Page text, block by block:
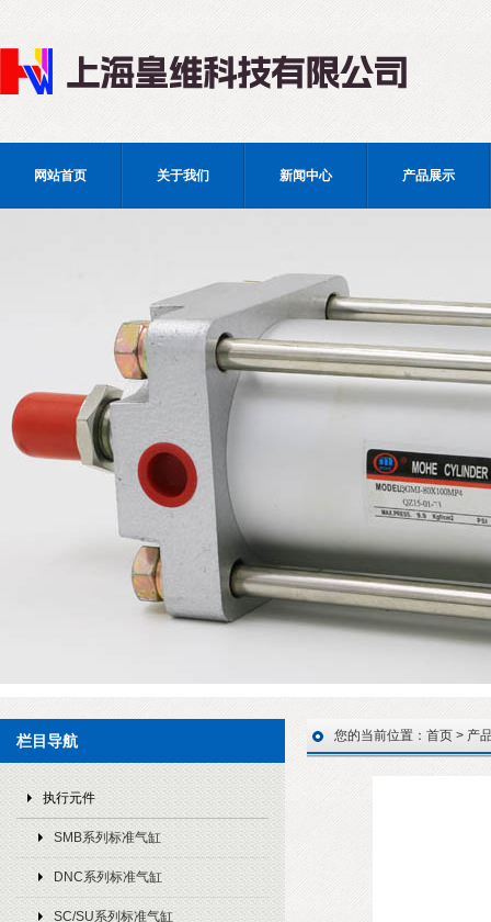
网站首页 关于我们 新闻中心 产品展示
栏目导航
执行元件
SMB系列标准气缸
DNC系列标准气缸
SC/SU系列标准气缸
您的当前位置： 首页 > 产